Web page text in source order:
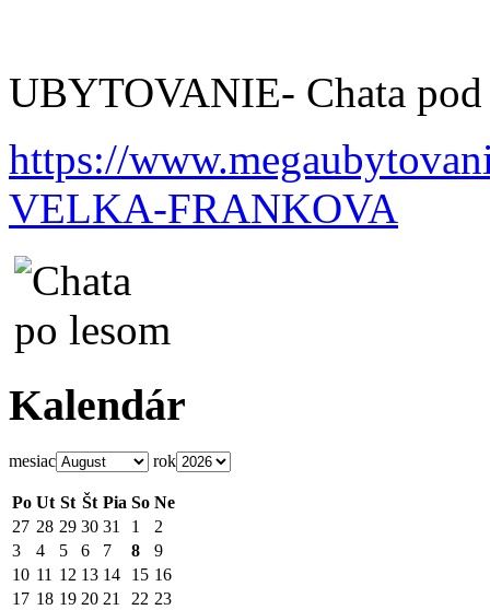
UBYTOVANIE- Chata pod
https://
VELKA-FRANKOVA
Kalendár
mesiac rok
Po Ut St Št Pia So Ne
27 28 29 30 31 1
2
3
4 5 6 7 8
9
10 11 12 13 14 15 16
17 18 19 20 21 22 23